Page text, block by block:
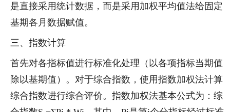
是直接采用统计数据，而是采用加权平均值法给固定
基期各月数据赋值。
三、指数计算
首先对各指标值进行标准化处理（以各项指标当期值
除以基期值）。对于综合指数，使用指数加权法计算
综合指数进行综合评价。指数加权法基本公式为：综